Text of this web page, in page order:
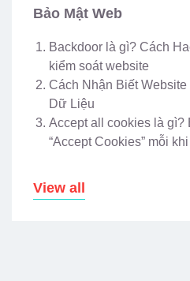
Bảo Mật Web
Backdoor là gì? Cách
kiểm soát website
Cách Nhận Biết
Dữ Liệu
Accept all cookies là gì?
“Accept Cookies” mỗi
View all